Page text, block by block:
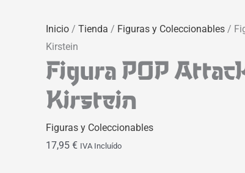
Inicio /Tienda / Figuras y Coleccionables /
Kirstein
Figura POP
Kirstein
Figuras y Coleccionables
17,95€ IVA Incluído